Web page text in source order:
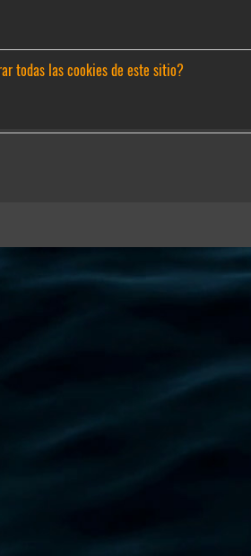
todas las cookies de este sitio?